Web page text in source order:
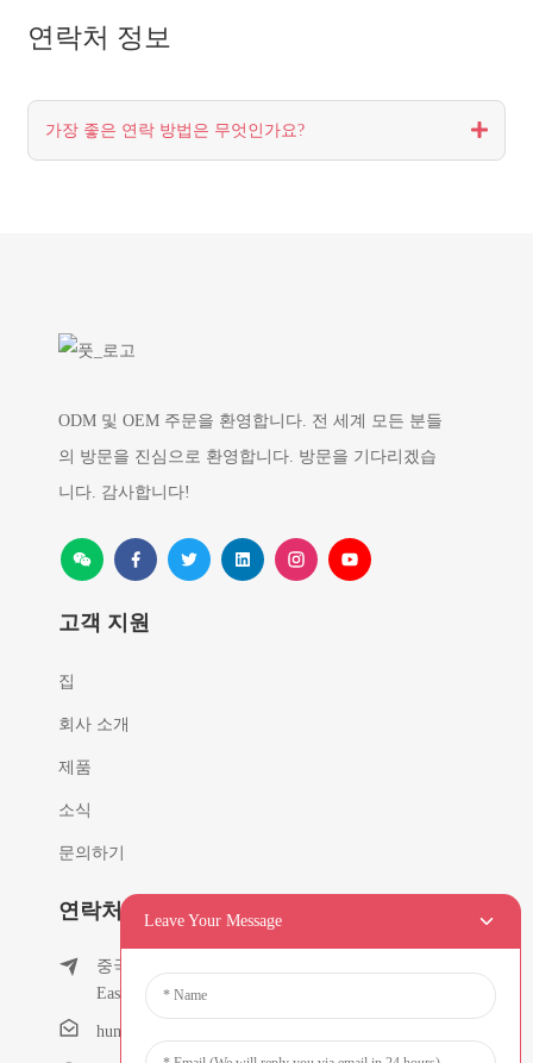
연락처 정보
가장 좋은 연락 방법은 무엇인가요?
ODM 및 OEM 주문을 환영합니다. 전 세계 모든 분들
의 방문을 진심으로 환영합니다. 방문을 기다리겠습
니다. 감사합니다!
고객 지원
집
회사 소개
제품
소식
문의하기
연락처 정보
중국 광둥성 둥관 치시 타운 Tielukeng Village
East Chunfeng Road 53
humanlu@foxmail.com
Leave Your Message